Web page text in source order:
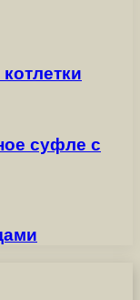
суфле с